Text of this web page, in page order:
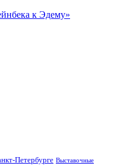
к Эдему»
Петербурге Выставочные